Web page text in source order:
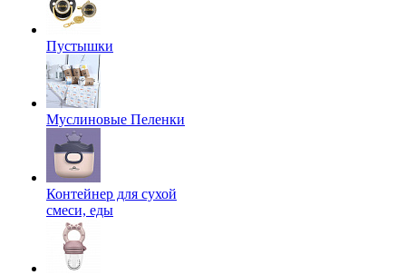
Пустышки
Муслиновые Пеленки
Контейнер для сухой
смеси, еды